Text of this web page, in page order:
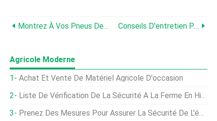
Montrez À Vos Pneus De Ferme Un Peu De TLC Conseils D'entretien Pour Prévenir Un Incendie De Chargeuse Compacte
Agricole Moderne
Achat Et Vente De Matériel Agricole D'occasion
Liste De Vérification De La Sécurité À La Ferme En Hiver
Prenez Des Mesures Pour Assurer La Sécurité De L'équipement Agricole